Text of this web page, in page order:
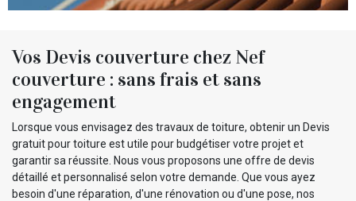
Vos Devis couverture chez Nef
couverture : sans frais et sans
engagement
Lorsque vous envisagez des travaux de toiture, obtenir un Devis
gratuit pour toiture est utile pour budgétiser votre projet et
garantir sa réussite. Nous vous proposons une offre de devis
détaillé et personnalisé selon votre demande. Que vous ayez
besoin d'une réparation, d'une rénovation ou d'une pose, nos